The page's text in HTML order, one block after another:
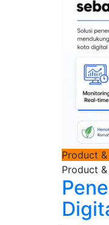
Product
Product